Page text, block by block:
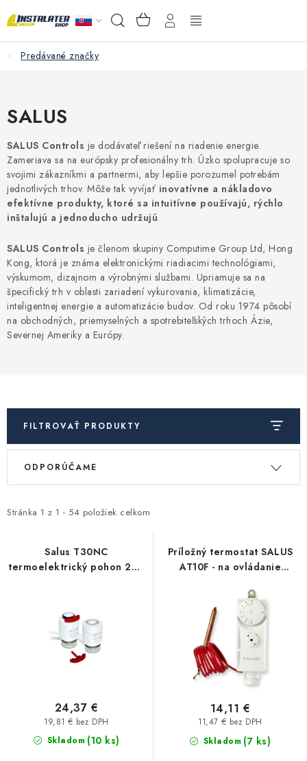
na
Hľadať NÁKUPNÝ
KOŠÍK
Inštalačný materiál
Podlahové kúrenie
Ventily a armatúry
Meranie a regulácia
Kúrenie a chladenie
Filtrovanie a úprava vody
Záhrada a závlaha
Vetranie a rekuperácia
Akcie, Zľavy
VEĽKOOBCHOD
Poštovné a doprava
Obchodné podmienky
Podmienky ochrany osobných údajov
Obchodné podmienky požičovne náradia
Moja objednávka
Predávané značky
SALUS
SALUS Controls je dodávateľ riešení na riadenie energie.
Zameriava sa na európsky profesionálny trh. Úzko spolupracuje so
svojimi zákazníkmi a partnermi, aby lepšie porozumel potrebám
jednotlivých trhov. Môže tak vyvíjať inovatívne a nákladovo
efektívne produkty, ktoré sa intuitívne používajú, rýchlo
inštalujú a jednoducho udržujú.
SALUS Controls je členom skupiny Computime Group Ltd, Hong
Kong, ktorá je známa elektronickými riadiacimi technológiami,
výskumom, dizajnom a výrobnými službami. Upriamuje sa na
špecifický trh v oblasti zariadení vykurovania, klimatizácie,
inteligentnej energie a automatizácie budov. Od roku 1974 pôsobí
na obchodných, priemyselných a spotrebiteľských trhoch Ázie,
Severnej Ameriky a Európy.
FILTROVAŤ PRODUKTY
V
i
r
Stránka 1 z 1 - 54 položiek celkom
R
e
e
ODPORÚČAME
Salus T30NC
termoelektrický pohon 230
Skladom (10 ks)
19,81 € bez DPH
24,37 €
Príložný termostat SALUS
AT10F - na ovládanie
Skladom (7 ks)
11,47 € bez DPH
14,11 €